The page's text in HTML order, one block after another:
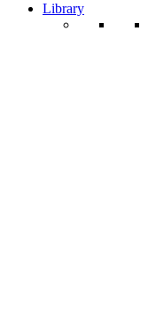
Library